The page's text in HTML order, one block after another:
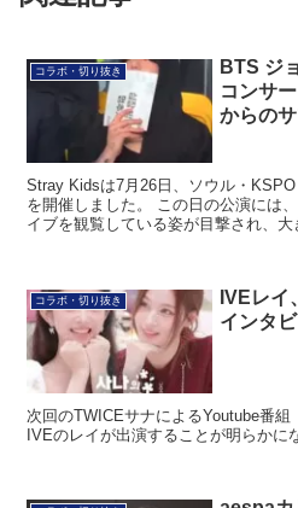
コラボ・切り抜き
BTS ジ
コンサ
からの
Stray Kidsは7月26日、ソウル・
を開催しました。 この日の公演には
イブを観覧している姿が目撃され、大
コラボ・切り抜き
IVEレイ
インタ
次回のTWICEサナによるYoutube番組
IVEのレイが出演することが明らかに